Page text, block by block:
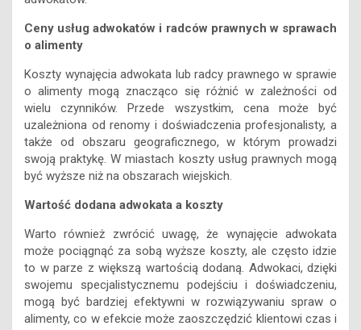
Koszty wynajęcia adwokata lub radcy prawnego w sprawie
o alimenty mogą znacząco się różnić w zależności od
wielu czynników. Przede wszystkim, cena może być
uzależniona od renomy i doświadczenia profesjonalisty, a
także od obszaru geograficznego, w którym prowadzi
swoją praktykę. W miastach koszty usług prawnych mogą
być wyższe niż na obszarach wiejskich.
Wartość dodana adwokata a koszty
Warto również zwrócić uwagę, że wynajęcie adwokata
może pociągnąć za sobą wyższe koszty, ale często idzie
to w parze z większą wartością dodaną. Adwokaci, dzięki
swojemu specjalistycznemu podejściu i doświadczeniu,
mogą być bardziej efektywni w rozwiązywaniu spraw o
alimenty, co w efekcie może zaoszczędzić klientowi czas i
pieniądze.